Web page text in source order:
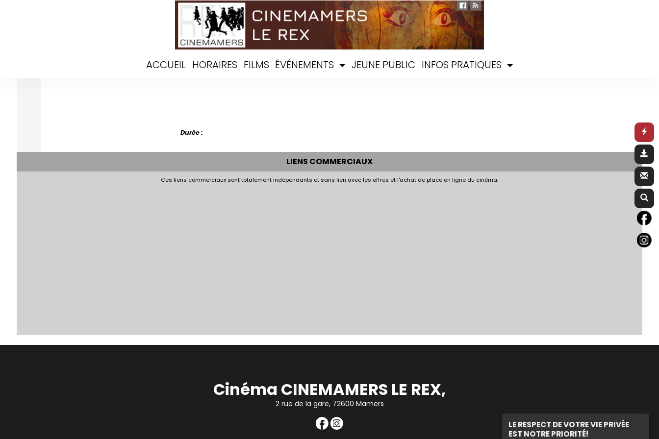
LE RESPECT DE VOTRE VIE PRIVÉE
EST NOTRE PRIORITÉ!
ACCUEIL HORAIRES FILMS ÉVÉNEMENTS JEUNE PUBLIC INFOS PRATIQUES
Durée :
LIENS COMMERCIAUX
Ces liens commerciaux sont totalement indépendants et sans lien avec les offres et l'achat de place en ligne du cinéma.
Cinéma CINEMAMERS LE REX,
2 rue de la gare, 72600 Mamers